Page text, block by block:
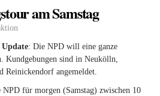
am Samstag
Update: Die NPD will eine ganze
Kundgebungen sind in Neukölln,
Reinickendorf angemeldet.
NPD für morgen (Samstag) zwischen 10